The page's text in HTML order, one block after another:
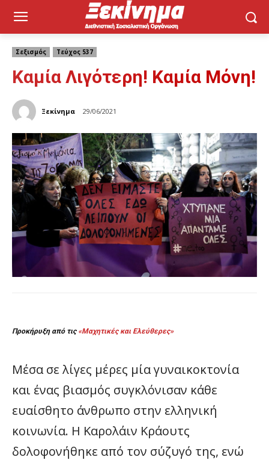
Σεξισμός Τεύχος 537
Καμία Λιγότερη! Καμία Μόνη!
Ξεκίνημα 29/06/2021
Προκήρυξη από τις «Μαχητικές και Ελεύθερες»
Μέσα σε λίγες μέρες μία γυναικοκτονία
και ένας βιασμός συγκλόνισαν κάθε
ευαίσθητο άνθρωπο στην ελληνική
κοινωνία. Η Καρολάιν Κράουτς
δολοφονήθηκε από τον σύζυγό της, ενώ